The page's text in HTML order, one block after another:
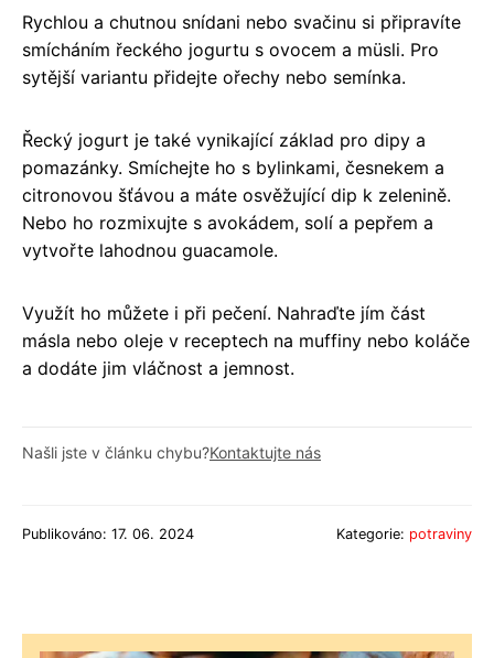
Rychlou a chutnou snídani nebo svačinu si připravíte
smícháním řeckého jogurtu s ovocem a müsli. Pro
sytější variantu přidejte ořechy nebo semínka.
Řecký jogurt je také vynikající základ pro dipy a
pomazánky. Smíchejte ho s bylinkami, česnekem a
citronovou šťávou a máte osvěžující dip k zelenině.
Nebo ho rozmixujte s avokádem, solí a pepřem a
vytvořte lahodnou guacamole.
Využít ho můžete i při pečení. Nahraďte jím část
másla nebo oleje v receptech na muffiny nebo koláče
a dodáte jim vláčnost a jemnost.
Našli jste v článku chybu?Kontaktujte nás
Publikováno: 17. 06. 2024 Kategorie: potraviny